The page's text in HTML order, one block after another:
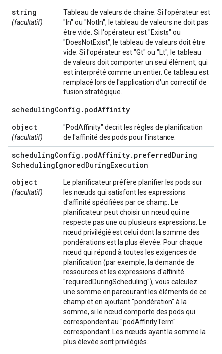
string
(facultatif)
Tableau de valeurs de chaîne. Si l'opérateur est
"In" ou "NotIn", le tableau de valeurs ne doit pas
être vide. Si l'opérateur est "Exists" ou
"DoesNotExist", le tableau de valeurs doit être
vide. Si l'opérateur est "Gt" ou "Lt", le tableau
de valeurs doit comporter un seul élément, qui
est interprété comme un entier. Ce tableau est
remplacé lors de l'application d'un correctif de
fusion stratégique.
schedulingConfig . podAffinity
object
(facultatif)
"PodAffinity" décrit les règles de planification
de l'affinité des pods pour l'instance.
schedulingConfig . podAffinity. preferredDuring
SchedulingIgnoredDuringExecution
object
(facultatif)
Le planificateur préfère planifier les pods sur
les nœuds qui satisfont les expressions
d'affinité spécifiées par ce champ. Le
planificateur peut choisir un nœud qui ne
respecte pas une ou plusieurs expressions. Le
nœud privilégié est celui dont la somme des
pondérations est la plus élevée. Pour chaque
nœud qui répond à toutes les exigences de
planification (par exemple, la demande de
ressources et les expressions d'affinité
"requiredDuringScheduling"), vous calculez
une somme en parcourant les éléments de ce
champ et en ajoutant "pondération" à la
somme, si le nœud comporte des pods qui
correspondent au "podAffinityTerm"
correspondant. Les nœuds ayant la somme la
plus élevée sont privilégiés.